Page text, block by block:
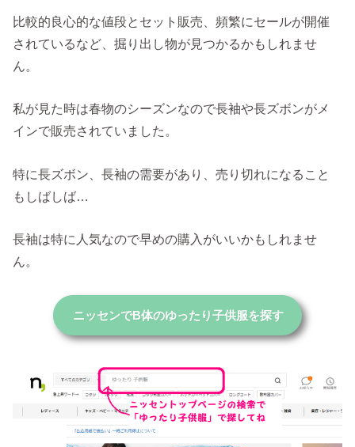
比較的良心的な値段とセット販売、頻繁にセールが開催
されているなど、掘り出し物が見つかるかもしれませ
ん。
私が見た時は春物のシーズンなので長袖や長ズボンがメ
インで販売されていました。
特に長ズボン、長袖の需要があり、売り切れになること
もしばしば…
長袖は特に人気なので早めの購入がいいかもしれませ
ん。
ニッセンでB体のゆったり子供服を探す